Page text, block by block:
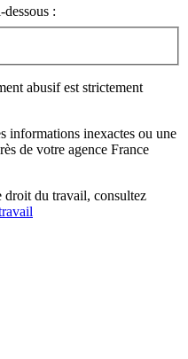
:
abusif est strictement
informations inexactes ou une
de votre agence France
droit du travail, consultez